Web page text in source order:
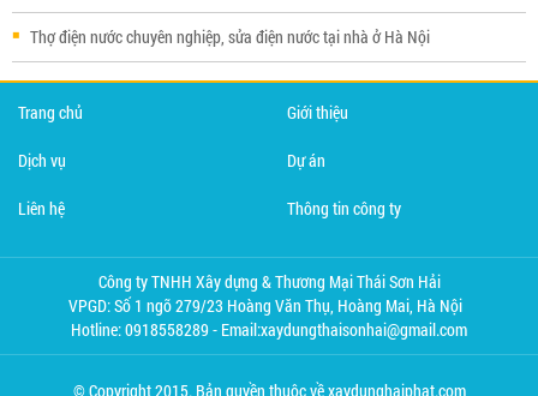
Thợ điện nước chuyên nghiệp, sửa điện nước tại nhà ở Hà Nội
Trang chủ Giới thiệu
Dịch vụ Dự án
Liên hệ Thông tin công ty
Công ty TNHH Xây dựng & Thương Mại Thái Sơn Hải
VPGD: Số 1 ngõ 279/23 Hoàng Văn Thụ, Hoàng Mai, Hà Nội
Hotline: 0918558289 - Email:xaydungthaisonhai@gmail.com
© Copyright 2015. Bản quyền thuộc về xaydunghaiphat.com